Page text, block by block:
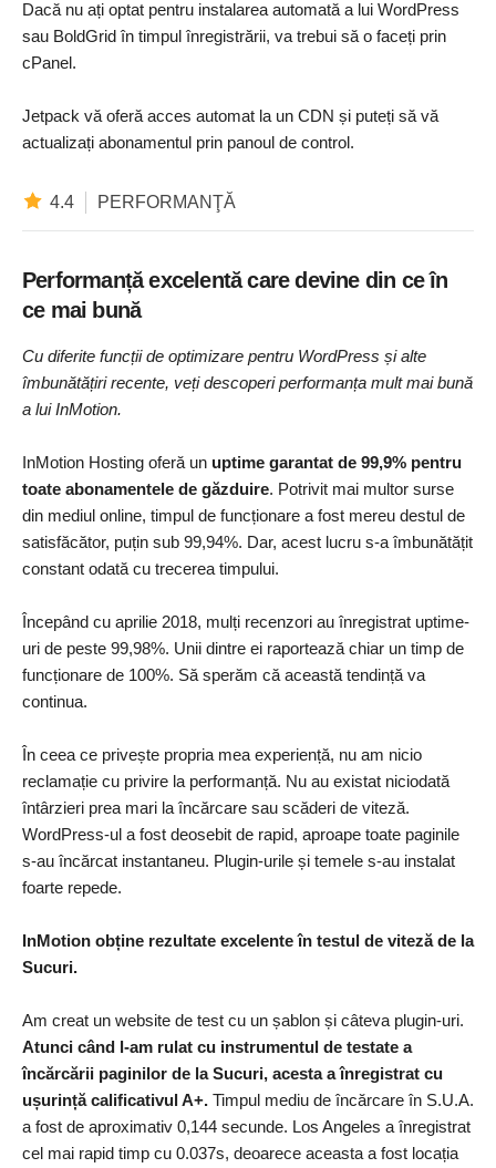
Dacă nu ați optat pentru instalarea automată a lui WordPress
sau BoldGrid în timpul înregistrării, va trebui să o faceți prin
cPanel.
Jetpack vă oferă acces automat la un CDN și puteți să vă
actualizați abonamentul prin panoul de control.
4.4 PERFORMANŢĂ
Performanță excelentă care devine din ce în
ce mai bună
Cu diferite funcții de optimizare pentru WordPress și alte
îmbunătățiri recente, veți descoperi performanța mult mai bună
a lui InMotion.
InMotion Hosting oferă un uptime garantat de 99,9% pentru
toate abonamentele de găzduire. Potrivit mai multor surse
din mediul online, timpul de funcționare a fost mereu destul de
satisfăcător, puțin sub 99,94%. Dar, acest lucru s-a îmbunătățit
constant odată cu trecerea timpului.
Începând cu aprilie 2018, mulți recenzori au înregistrat uptime-
uri de peste 99,98%. Unii dintre ei raportează chiar un timp de
funcționare de 100%. Să sperăm că această tendință va
continua.
În ceea ce privește propria mea experiență, nu am nicio
reclamație cu privire la performanță. Nu au existat niciodată
întârzieri prea mari la încărcare sau scăderi de viteză.
WordPress-ul a fost deosebit de rapid, aproape toate paginile
s-au încărcat instantaneu. Plugin-urile și temele s-au instalat
foarte repede.
InMotion obține rezultate excelente în testul de viteză de la
Sucuri.
Am creat un website de test cu un șablon și câteva plugin-uri.
Atunci când l-am rulat cu instrumentul de testate a
încărcării paginilor de la Sucuri, acesta a înregistrat cu
ușurință calificativul A+. Timpul mediu de încărcare în S.U.A.
a fost de aproximativ 0,144 secunde. Los Angeles a înregistrat
cel mai rapid timp cu 0.037s, deoarece aceasta a fost locația